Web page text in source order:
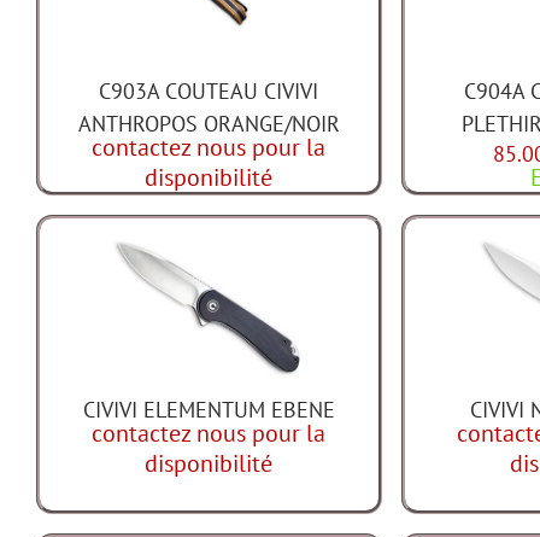
C903A COUTEAU CIVIVI
ANTHROPOS ORANGE/NOIR
contactez nous pour la
disponibilité
C904A
CIVIVI ELEMENTUM EBENE
contactez nous pour la
disponibilité
CIVIVI